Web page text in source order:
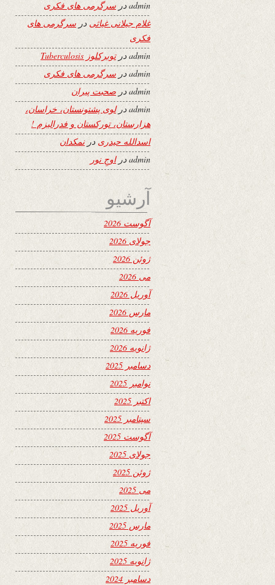
adminدر سرگرمی های فکری
غلام جیلانی غیاثی در سرگرمی های
فکری
adminدرتوبرکلوز Tuberculosis
admin در سرگرمی های فکری
adminدر صحبت پیران
adminدرلوی پشتونستان، خراسان،
هزارستان، تورکستان و فدرالیزم !
اسدالله حیدری درنمکدان
admin دراوجِ نور
آرشیو
آگوست 2026
جولای 2026
ژوئن 2026
می 2026
آوریل 2026
مارس 2026
فوریه 2026
ژانویه 2026
دسامبر 2025
نوامبر 2025
اکتبر 2025
سپتامبر 2025
آگوست 2025
جولای 2025
ژوئن 2025
می 2025
آوریل 2025
مارس 2025
فوریه 2025
ژانویه 2025
دسامبر 2024